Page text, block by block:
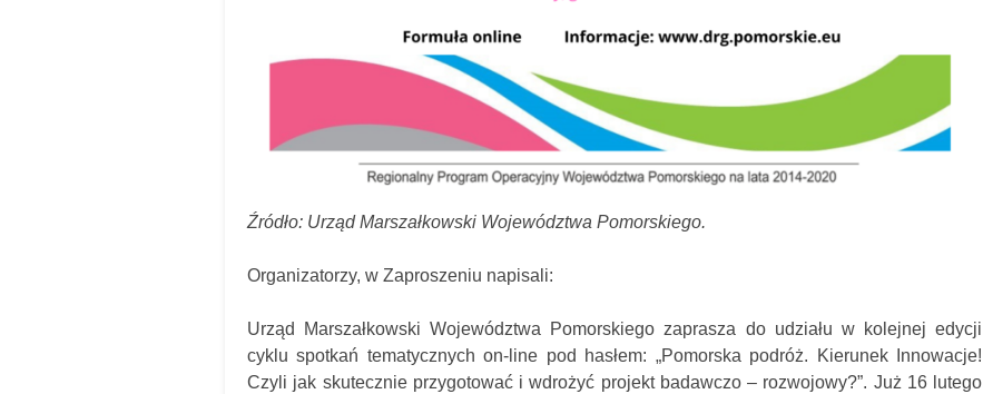
Źródło: Urząd Marszałkowski Województwa Pomorskiego.
Organizatorzy, w Zaproszeniu napisali:
Urząd Marszałkowski Województwa Pomorskiego zaprasza do udziału w kolejnej edycji
cyklu spotkań tematycznych on-line pod hasłem: „Pomorska podróż. Kierunek Innowacje!
Czyli jak skutecznie przygotować i wdrożyć projekt badawczo – rozwojowy?”. Już 16 lutego